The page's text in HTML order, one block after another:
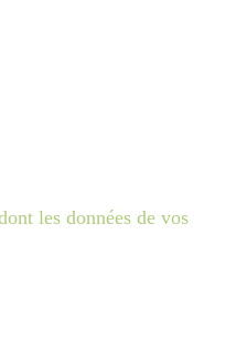
les données de vos